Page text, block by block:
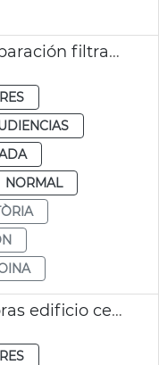
València adjudicación reparación filtraciones Almoina
NORMAL
València adjudicación obras edificio centre del còmic Micharmut